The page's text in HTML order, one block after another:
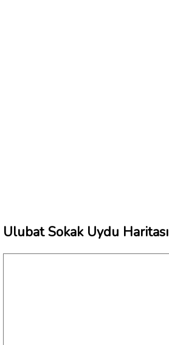
Ulubat Sokak Uydu Haritası